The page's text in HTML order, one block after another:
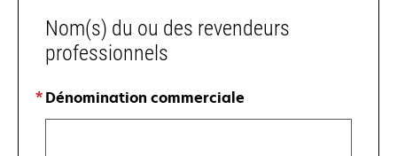
Nom(s) du ou des revendeurs
professionnels
Dénomination commerciale